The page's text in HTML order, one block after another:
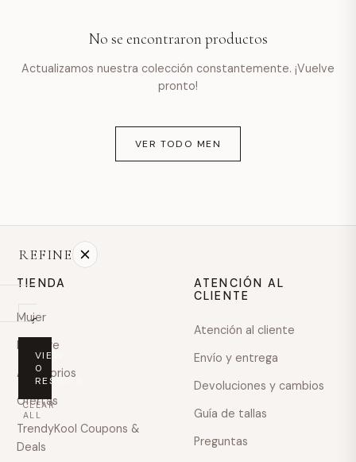
No se encontraron productos
Actualizamos nuestra colección constantemente. ¡Vuelve
pronto!
VER TODO MEN
REFINE
On
sale
PRICE
Any
price
Under
$100
VIEW
0
RESULTS
CLEAR
ALL
TIENDA
Mujer
Hombre
Accesorios
Ofertas
TrendyKool Coupons &
Deals
ATENCIÓN AL
CLIENTE
Atención al cliente
Envío y entrega
Devoluciones y cambios
Guía de tallas
Preguntas
Lun–vie · 9:00–18:00